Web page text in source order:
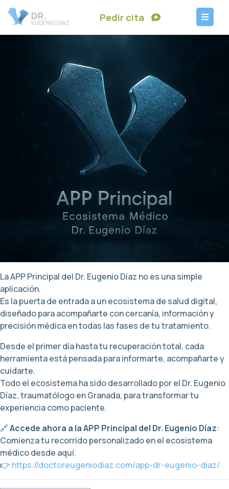
Pedir cita
La APP Principal del Dr. Eugenio Díaz no es una simple
aplicación.
Es la puerta de entrada a un ecosistema de salud digital,
diseñado para acompañarte con cercanía, información y
precisión médica en todas las fases de tu tratamiento.
Desde el primer día hasta tu recuperación total, cada
herramienta está pensada para informarte, acompañarte y
cuidarte.
Todo el ecosistema ha sido desarrollado por el Dr. Eugenio
Díaz, traumatólogo en Granada, para transformar tu
experiencia como paciente.
🔗Accede ahora a la APP Principal del Dr. Eugenio Díaz:
Comienza tu recorrido personalizado en el ecosistema
médico desde aquí.
👉 https://doctoreugeniodiaz.com/app-dr-eugenio-diaz/